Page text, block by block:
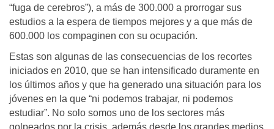
“fuga de cerebros”), a más de 300.000 a prorrogar sus
estudios a la espera de tiempos mejores y a que más de
600.000 los compaginen con su ocupación.
Estas son algunas de las consecuencias de los recortes
iniciados en 2010, que se han intensificado duramente en
los últimos años y que ha generado una situación para los
jóvenes en la que “ni podemos trabajar, ni podemos
estudiar”. No solo somos uno de los sectores más